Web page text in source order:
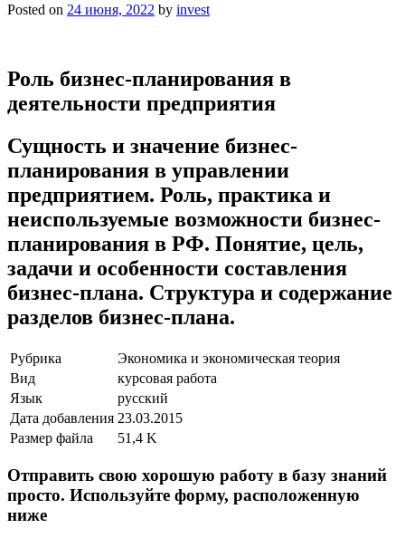
Posted on 24 июня, 2022 by invest
Роль бизнес-планирования в
деятельности предприятия
Сущность и значение бизнес-
планирования в управлении
предприятием. Роль, практика и
неиспользуемые возможности бизнес-
планирования в РФ. Понятие, цель,
задачи и особенности составления
бизнес-плана. Структура и содержание
разделов бизнес-плана.
Рубрика
Экономика и экономическая теория
Вид
курсовая работа
Язык
русский
Дата добавления 23.03.2015
Размер файла
51,4 K
Отправить свою хорошую работу в базу знаний
просто. Используйте форму, расположенную
ниже